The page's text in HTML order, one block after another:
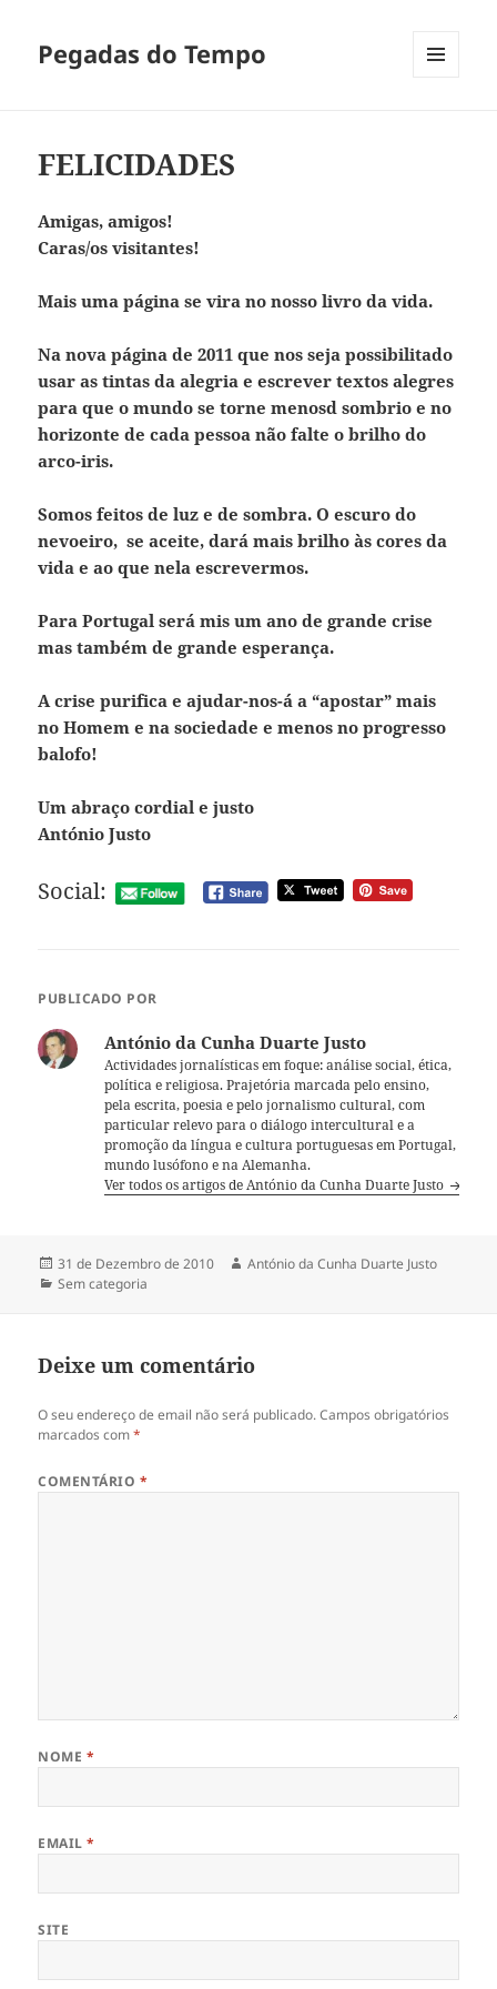
Pegadas do Tempo
FELICIDADES
Amigas, amigos!
Caras/os visitantes!
Mais uma página se vira no nosso livro da vida.
Na nova página de 2011 que nos seja possibilitado
usar as tintas da alegria e escrever textos alegres
para que o mundo se torne menosd sombrio e no
horizonte de cada pessoa não falte o brilho do
arco-iris.
Somos feitos de luz e de sombra. O escuro do
nevoeiro, se aceite, dará mais brilho às cores da
vida e ao que nela escrevermos.
Para Portugal será mis um ano de grande crise
mas também de grande esperança.
A crise purifica e ajudar-nos-á a “apostar” mais
no Homem e na sociedade e menos no progresso
balofo!
Um abraço cordial e justo
António Justo
Social:
PUBLICADO POR
António da Cunha Duarte Justo
Actividades jornalísticas em foque: análise social, ética,
política e religiosa. Prajetória marcada pelo ensino,
pela escrita, poesia e pelo jornalismo cultural, com
particular relevo para o diálogo intercultural e a
promoção da língua e cultura portuguesas em Portugal,
mundo lusófono e na Alemanha.
Ver todos os artigos de António da Cunha Duarte Justo
Publicado
a
31 de Dezembro de 2010 Autor
António da Cunha Duarte Justo
Categorias
Sem categoria
Deixe um comentário
O seu endereço de email não será publicado. Campos obrigatórios
marcados com*
COMENTÁRIO *
NOME *
EMAIL*
SITE